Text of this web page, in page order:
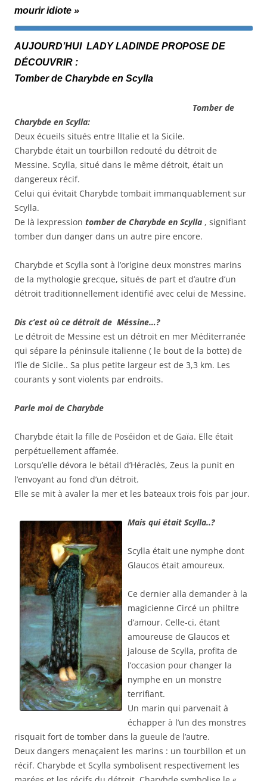
mourir idiote »
AUJOURD’HUI LADY LADINDE PROPOSE DE
DÉCOUVRIR :
Tomber de Charybde en Scylla
Tomber de
Charybde en Scylla:
Deux écueils situés entre lItalie et la Sicile.
Charybde était un tourbillon redouté du détroit de
Messine. Scylla, situé dans le même détroit, était un
dangereux récif.
Celui qui évitait Charybde tombait immanquablement sur
Scylla.
De là lexpression tomber de Charybde en Scylla , signifiant
tomber dun danger dans un autre pire encore.
Charybde et Scylla sont à l’origine deux monstres marins
de la mythologie grecque, situés de part et d’autre d’un
détroit traditionnellement identifié avec celui de Messine.
Dis c’est où ce détroit de Méssine…?
Le détroit de Messine est un détroit en mer Méditerranée
qui sépare la péninsule italienne ( le bout de la botte) de
l’île de Sicile.. Sa plus petite largeur est de 3,3 km. Les
courants y sont violents par endroits.
Parle moi de Charybde
Charybde était la fille de Poséidon et de Gaïa. Elle était
perpétuellement affamée.
Lorsqu’elle dévora le bétail d’Héraclès, Zeus la punit en
l’envoyant au fond d’un détroit.
Elle se mit à avaler la mer et les bateaux trois fois par jour.
Mais qui était Scylla..?
Scylla était une nymphe dont
Glaucos était amoureux.
Ce dernier alla demander à la
magicienne Circé un philtre
d’amour. Celle-ci, étant
amoureuse de Glaucos et
jalouse de Scylla, profita de
l’occasion pour changer la
nymphe en un monstre
terrifiant.
Un marin qui parvenait à
échapper à l’un des monstres
risquait fort de tomber dans la gueule de l’autre.
Deux dangers menaçaient les marins : un tourbillon et un
récif. Charybde et Scylla symbolisent respectivement les